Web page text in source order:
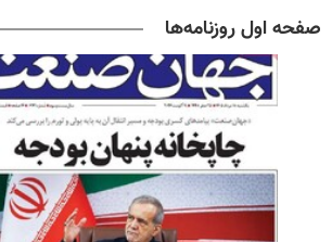
صفحه اول روزنامه‌ها